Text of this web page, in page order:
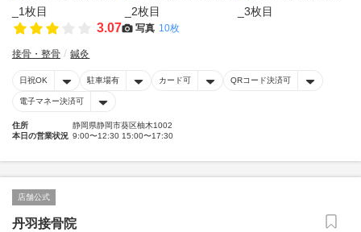
3.07 写真 10枚
接骨・整骨 鍼灸
日祝OK 駐車場有 カード可 QRコード決済可
電子マネー決済可
住所
静岡県静岡市葵区柚木1002
本日の営業状況 9:00〜12:30 15:00〜17:30
店舗公式
丹羽接骨院